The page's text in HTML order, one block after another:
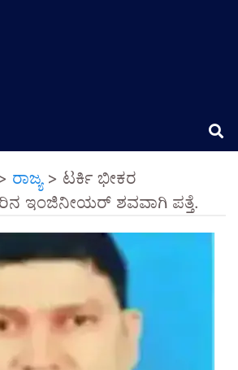
ರಾಜ್ಯ> ಟರ್ಕಿ ಭೀಕರ
ಇಂಜಿನೀಯರ್ ಶವವಾಗಿ ಪತ್ತೆ.